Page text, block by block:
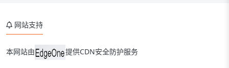
网站支持
本网站由 提供CDN安全防护服务